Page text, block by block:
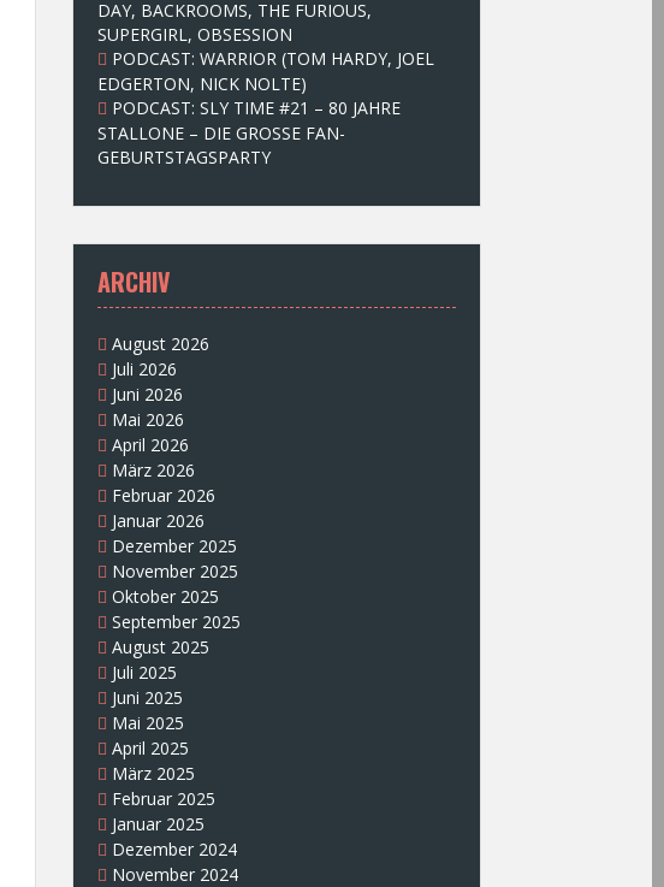
DAY, BACKROOMS, THE FURIOUS,
SUPERGIRL, OBSESSION
PODCAST: WARRIOR (TOM HARDY, JOEL
EDGERTON, NICK NOLTE)
PODCAST: SLY TIME #21 – 80 JAHRE
STALLONE – DIE GROSSE FAN-
GEBURTSTAGSPARTY
ARCHIV
August 2026
Juli 2026
Juni 2026
Mai 2026
April 2026
März 2026
Februar 2026
Januar 2026
Dezember 2025
November 2025
Oktober 2025
September 2025
August 2025
Juli 2025
Juni 2025
Mai 2025
April 2025
März 2025
Februar 2025
Januar 2025
Dezember 2024
November 2024